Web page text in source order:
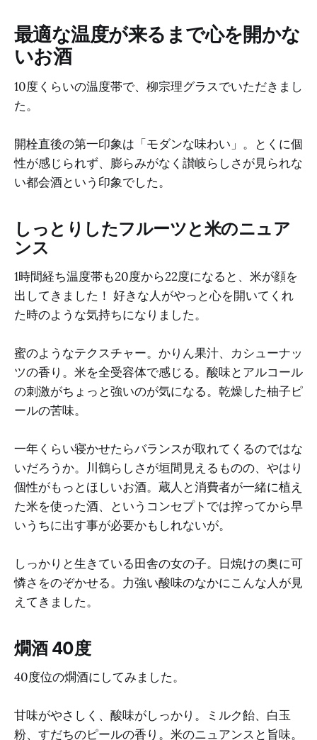
最適な温度が来るまで心を開かな
いお酒
10度くらいの温度帯で、柳宗理グラスでいただきまし
た。
開栓直後の第一印象は「モダンな味わい」。とくに個
性が感じられず、膨らみがなく讃岐らしさが見られな
い都会酒という印象でした。
しっとりしたフルーツと米のニュア
ンス
1時間経ち温度帯も20度から22度になると、米が顔を
出してきました！ 好きな人がやっと心を開いてくれ
た時のような気持ちになりました。
蜜のようなテクスチャー。かりん果汁、カシューナッ
ツの香り。米を全受容体で感じる。酸味とアルコール
の刺激がちょっと強いのが気になる。乾燥した柚子ピ
ールの苦味。
一年くらい寝かせたらバランスが取れてくるのではな
いだろうか。川鶴らしさが垣間見えるものの、やはり
個性がもっとほしいお酒。蔵人と消費者が一緒に植え
た米を使った酒、というコンセプトでは搾ってから早
いうちに出す事が必要かもしれないが。
しっかりと生きている田舎の女の子。日焼けの奥に可
憐さをのぞかせる。力強い酸味のなかにこんな人が見
えてきました。
燗酒 40度
40度位の燗酒にしてみました。
甘味がやさしく、酸味がしっかり。ミルク飴、白玉
粉、すだちのピールの香り。米のニュアンスと旨味。